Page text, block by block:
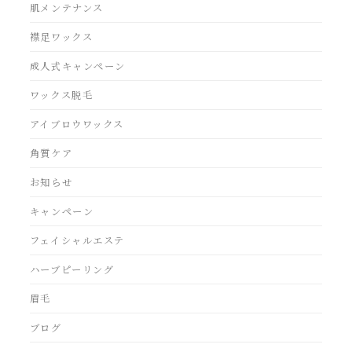
肌メンテナンス
襟足ワックス
成人式キャンペーン
ワックス脱毛
アイブロウワックス
角質ケア
お知らせ
キャンペーン
フェイシャルエステ
ハーブピーリング
眉毛
ブログ